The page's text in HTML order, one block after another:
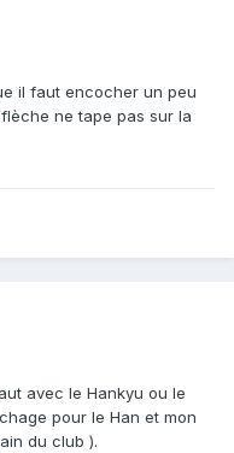
il faut encocher un peu
ne tape pas sur la
avec le Hankyu ou le
pour le Han et mon
du club ).